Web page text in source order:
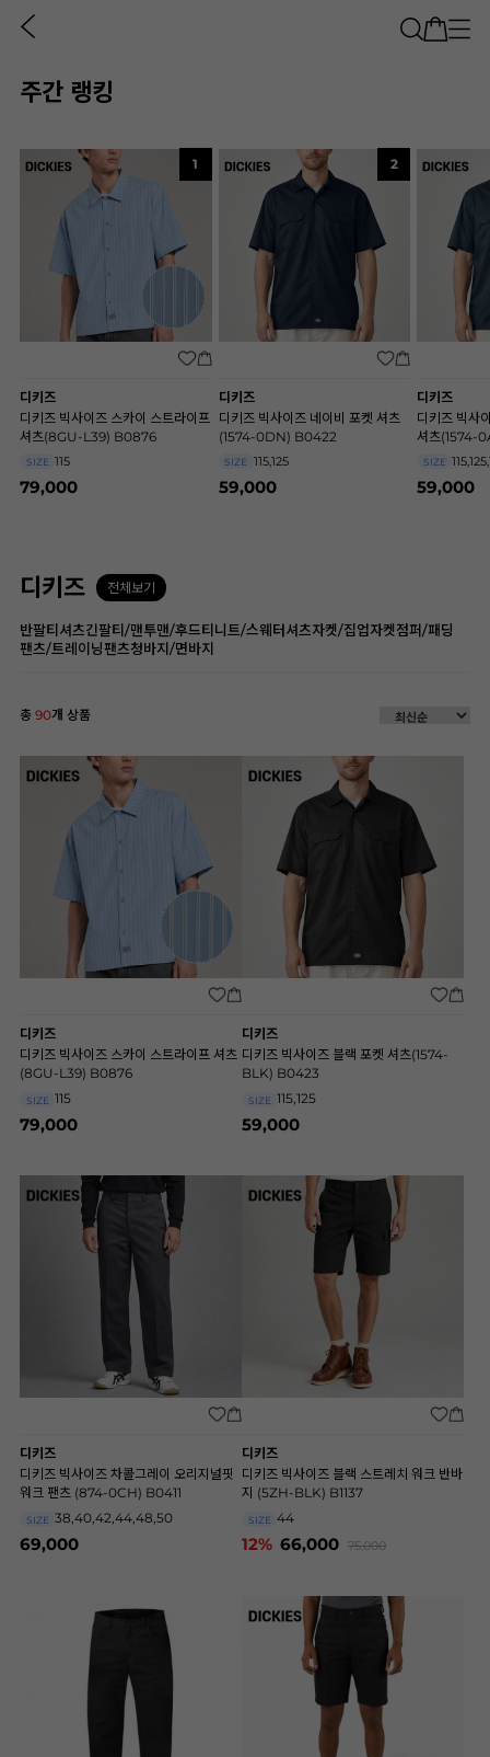
주간 랭킹
1
디키즈
디키즈 빅사이즈 스카이 스트라이프
셔츠(8GU-L39) B0876
SIZE 115
79,000
2
디키즈
디키즈 빅사이즈 네이비 포켓 셔츠
(1574-0DN) B0422
SIZE 115,125
59,000
디키즈
디키즈 빅사
셔츠(1574-
SIZE
59,000
디키즈 전체보기
반팔티셔츠긴팔티/맨투맨/후드티니트/스웨터셔츠자켓/집업자켓점퍼/패딩
팬츠/트레이닝팬츠청바지/면바지
총 90개 상품
디키즈
디키즈 빅사이즈 스카이 스트라이프 셔츠
(8GU-L39) B0876
SIZE 115
79,000
디키즈
디키즈 빅사이즈 블랙 포켓 셔츠(1574-
BLK) B0423
SIZE 115,125
59,000
디키즈
디키즈 빅사이즈 차콜그레이 오리지널핏
워크 팬츠 (874-0CH) B0411
SIZE 38,40,42,44,48,50
69,000
디키즈
디키즈 빅사이즈 블랙 스트레치 워크 반바
지 (5ZH-BLK) B1137
SIZE 44
12% 66,000 75,000